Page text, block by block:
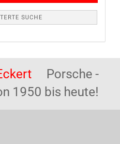
SUCHE
Porsche -
1950 bis heute!